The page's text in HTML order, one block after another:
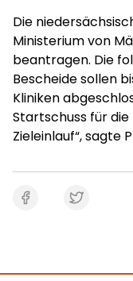
Die
Ministerium von
beantragen. Die
Bescheide sollen
Kliniken
Startschuss für
Zieleinlauf“, sagte